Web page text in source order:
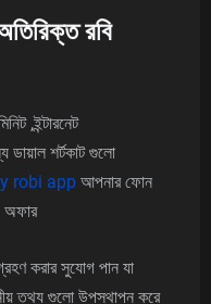
রবি
,ইন্টারনেট
ডায়াল শর্টকাট গুলো
robi app আপনার ফোন
অফার
করার সুযোগ পান যা
তথ্য গুলো উপস্থাপন করে